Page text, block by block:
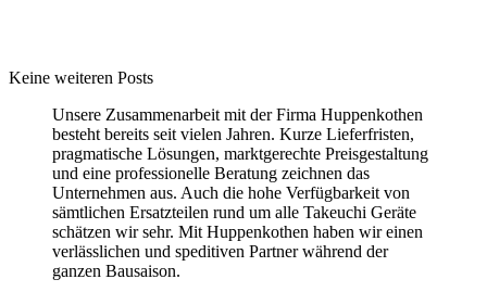
Keine weiteren Posts
Unsere Zusammenarbeit mit der Firma Huppenkothen
besteht bereits seit vielen Jahren. Kurze Lieferfristen,
pragmatische Lösungen, marktgerechte Preisgestaltung
und eine professionelle Beratung zeichnen das
Unternehmen aus. Auch die hohe Verfügbarkeit von
sämtlichen Ersatzteilen rund um alle Takeuchi Geräte
schätzen wir sehr. Mit Huppenkothen haben wir einen
verlässlichen und speditiven Partner während der
ganzen Bausaison.